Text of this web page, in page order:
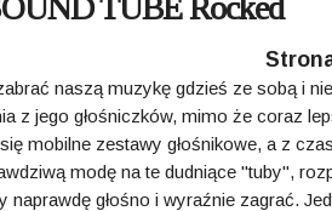
TUBE Rocked
naszą muzykę gdzieś ze sobą i
z jego głośniczków, mimo że coraz
mobilne zestawy głośnikowe, a z
modę na te dudniące "tuby",
naprawdę głośno i wyraźnie zagrać.